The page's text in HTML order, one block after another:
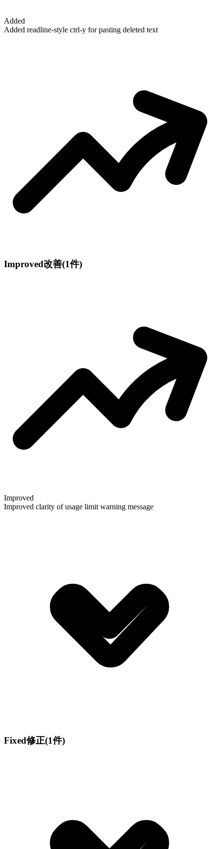
Added
Added readline-style ctrl-y for pasting deleted text
Improved改善(1件)
Improved
Improved clarity of usage limit warning message
Fixed修正(1件)